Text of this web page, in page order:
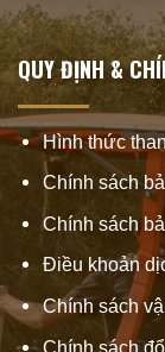
QUY ĐỊNH &
Hình thức
Chính sách
Chính sách
Điều khoản
Chính sách
Chính sách